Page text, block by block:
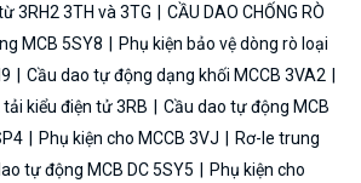
3RH2 3TH và 3TG
CẦU DAO CHỐNG RÒ
MCB 5SY8
Phụ kiện bảo vệ dòng rò loại
Cầu dao tự động dạng khối MCCB 3VA2
kiểu điện tử 3RB
Cầu dao tự động MCB
Phụ kiện cho MCCB 3VJ
Rơ-le trung
tự động MCB DC 5SY5
Phụ kiện cho